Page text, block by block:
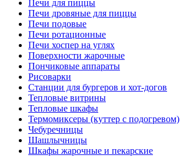
Печи для пиццы
Печи дровяные для пиццы
Печи подовые
Печи ротационные
Печи хоспер на углях
Поверхности жарочные
Пончиковые аппараты
Рисоварки
Станции для бургеров и хот-догов
Тепловые витрины
Тепловые шкафы
Термомиксеры (куттер с подогревом)
Чебуречницы
Шашлычницы
Шкафы жарочные и пекарские